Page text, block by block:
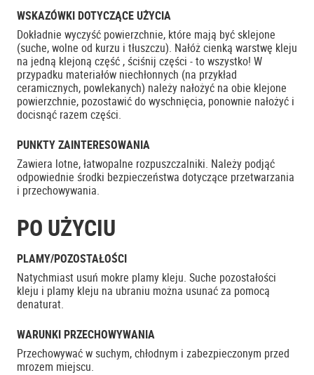
WSKAZÓWKI DOTYCZĄCE UŻYCIA
Dokładnie wyczyść powierzchnie, które mają być sklejone
(suche, wolne od kurzu i tłuszczu). Nałóż cienką warstwę kleju
na jedną klejoną część , ściśnij części - to wszystko! W
przypadku materiałów niechłonnych (na przykład
ceramicznych, powlekanych) należy nałożyć na obie klejone
powierzchnie, pozostawić do wyschnięcia, ponownie nałożyć i
docisnąć razem części.
PUNKTY ZAINTERESOWANIA
Zawiera lotne, łatwopalne rozpuszczalniki. Należy podjąć
odpowiednie środki bezpieczeństwa dotyczące przetwarzania
i przechowywania.
PO UŻYCIU
PLAMY/POZOSTAŁOŚCI
Natychmiast usuń mokre plamy kleju. Suche pozostałości
kleju i plamy kleju na ubraniu można usunać za pomocą
denaturat.
WARUNKI PRZECHOWYWANIA
Przechowywać w suchym, chłodnym i zabezpieczonym przed
mrozem miejscu.